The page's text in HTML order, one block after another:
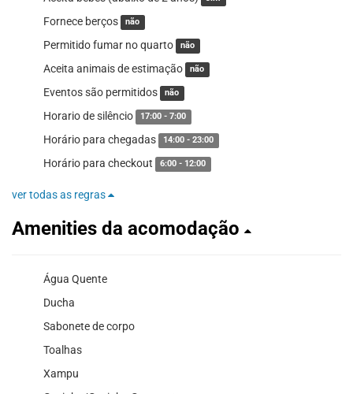
Fornece berços não
Permitido fumar no quarto não
Aceita animais de estimação não
Eventos são permitidos não
Horario de silêncio 17:00 - 7:00
Horário para chegadas 14:00 - 23:00
Horário para checkout 6:00 - 12:00
ver todas as regras
Amenities da acomodação
Água Quente
Ducha
Sabonete de corpo
Toalhas
Xampu